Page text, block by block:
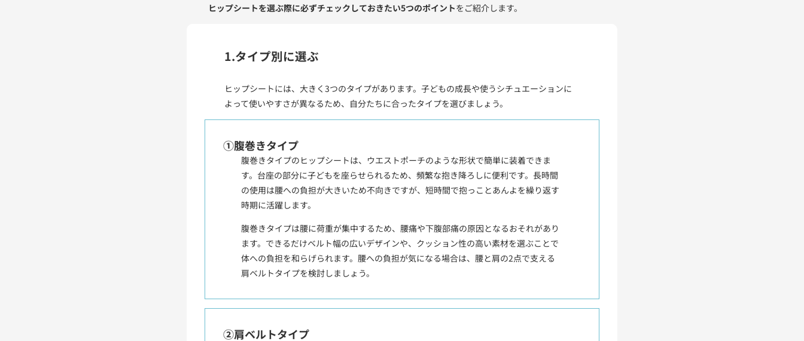
ヒップシートを選ぶ際に必ずチェックしておきたい5つのポイントをご紹介します。
1.タイプ別に選ぶ
ヒップシートには、大きく3つのタイプがあります。子どもの成長や使うシチュエーションに
よって使いやすさが異なるため、自分たちに合ったタイプを選びましょう。
①腹巻きタイプ
腹巻きタイプのヒップシートは、ウエストポーチのような形状で簡単に装着できま
す。台座の部分に子どもを座らせられるため、頻繁な抱き降ろしに便利です。長時間
の使用は腰への負担が大きいため不向きですが、短時間で抱っことあんよを繰り返す
時期に活躍します。
腹巻きタイプは腰に荷重が集中するため、腰痛や下腹部痛の原因となるおそれがあり
ます。できるだけベルト幅の広いデザインや、クッション性の高い素材を選ぶことで
体への負担を和らげられます。腰への負担が気になる場合は、腰と肩の2点で支える
肩ベルトタイプを検討しましょう。
②肩ベルトタイプ